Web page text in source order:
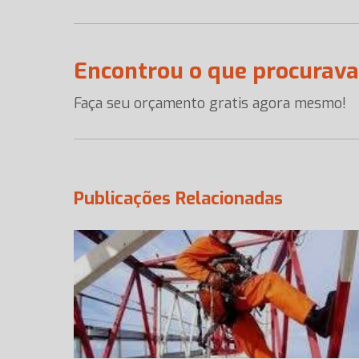
Encontrou o que
Faça seu orçamento gratis agora mesmo!
Publicações Relacionadas